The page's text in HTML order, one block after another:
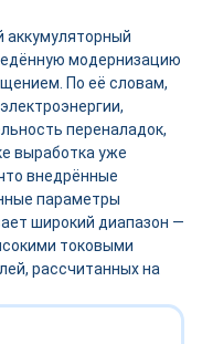
аккумуляторный
модернизацию
По её словам,
переналадок,
выработка уже
внедрённые
параметры
широкий диапазон —
токовыми
рассчитанных на